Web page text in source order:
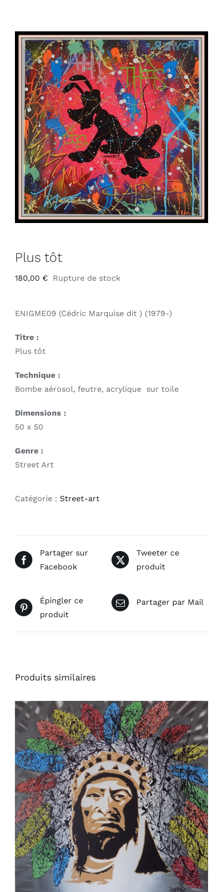
Plus tôt
180,00 € Rupture de stock
ENIGME09 (Cédric Marquise dit ) (1979-)
Titre :
Plus tôt
Technique :
Bombe aérosol, feutre, acrylique sur toile
Dimensions :
50 x 50
Genre :
Street Art
Catégorie : Street-art
Partager sur
Facebook
Tweeter ce
produit
Épingler ce
produit
Partager par Mail
Produits similaires
AJOUTER AU PANIER
/
DÉTAILS